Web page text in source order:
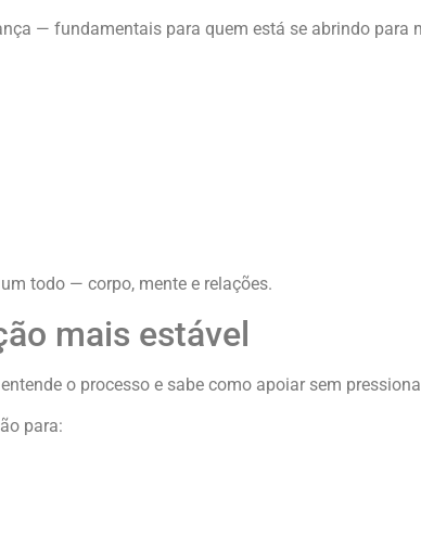
— fundamentais para quem está se abrindo para
todo — corpo, mente e relações.
mais estável
o processo e sabe como apoiar sem
para: